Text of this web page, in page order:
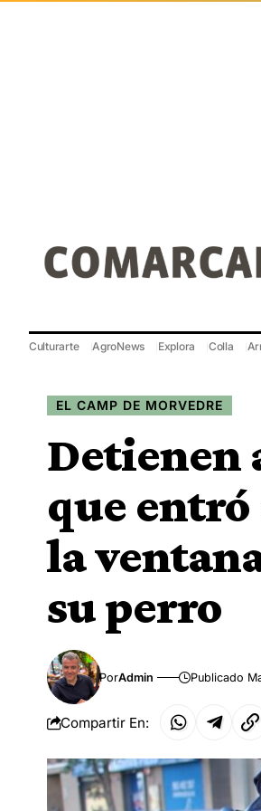
Culturarte AgroNews Explora Colla
EL CAMP DE MORVEDRE
Detienen
que entró
la
su perro
PorAdmin Publicado
Compartir En: